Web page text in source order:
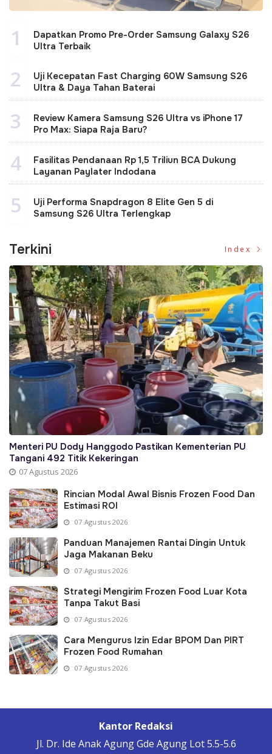
1
Dapatkan Promo Pre-Order Samsung Galaxy S26
Ultra Terbaik
2
Uji Kecepatan Fast Charging 60W Samsung S26
Ultra & Daya Tahan Baterai
3
Review Kamera Samsung S26 Ultra vs iPhone 17
Pro Max: Siapa Raja Baru?
4
Fasilitas Pendanaan Rp 1,5 Triliun BCA Dukung
Layanan Paylater Indodana
5
Uji Performa Snapdragon 8 Elite Gen 5 di
Samsung S26 Ultra Terlengkap
Terkini Index
Menteri PU Dody Hanggodo Pastikan Kementerian PU
Tangani 492 Titik Kekeringan
07 Agustus 2026
Rincian Modal Awal Bisnis Frozen Food Dan
Estimasi ROI
07 Agustus 2026
Panduan Manajemen Rantai Dingin Untuk
Jaga Makanan Beku
07 Agustus 2026
Strategi Mengirim Frozen Food Luar Kota
Tanpa Takut Basi
07 Agustus 2026
Cara Mengurus Izin Edar BPOM Dan PIRT
Frozen Food Rumahan
07 Agustus 2026
Kantor Redaksi
Jl. Dr. Ide Anak Agung Gde Agung Lot 5.5-5.6